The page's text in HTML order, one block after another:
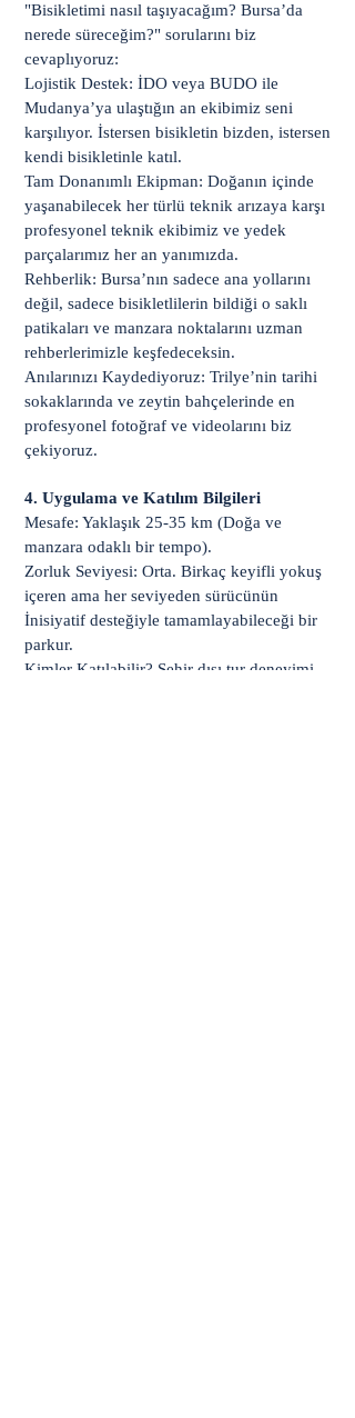
"Bisikletimi nasıl taşıyacağım? Bursa’da
nerede süreceğim?" sorularını biz
cevaplıyoruz:
Lojistik Destek: İDO veya BUDO ile
Mudanya’ya ulaştığın an ekibimiz seni
karşılıyor. İstersen bisikletin bizden, istersen
kendi bisikletinle katıl.
Tam Donanımlı Ekipman: Doğanın içinde
yaşanabilecek her türlü teknik arızaya karşı
profesyonel teknik ekibimiz ve yedek
parçalarımız her an yanımızda.
Rehberlik: Bursa’nın sadece ana yollarını
değil, sadece bisikletlilerin bildiği o saklı
patikaları ve manzara noktalarını uzman
rehberlerimizle keşfedeceksin.
Anılarınızı Kaydediyoruz: Trilye’nin tarihi
sokaklarında ve zeytin bahçelerinde en
profesyonel fotoğraf ve videolarını biz
çekiyoruz.
4. Uygulama ve Katılım Bilgileri
Mesafe: Yaklaşık 25-35 km (Doğa ve
manzara odaklı bir tempo).
Zorluk Seviyesi: Orta. Birkaç keyifli yokuş
içeren ama her seviyeden sürücünün
İnisiyatif desteğiyle tamamlayabileceği bir
parkur.
Kimler Katılabilir? Şehir dışı tur deneyimi